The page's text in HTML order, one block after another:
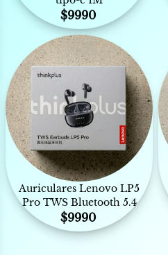
$9990
Auriculares Lenovo LP5
Pro TWS Bluetooth 5.4
$9990